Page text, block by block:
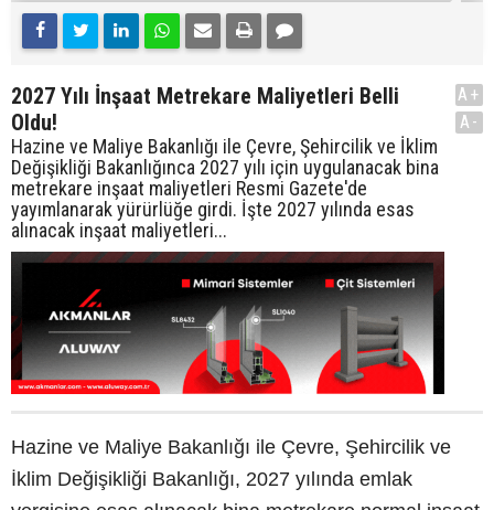
2027 Yılı İnşaat Metrekare Maliyetleri Belli
Oldu!
Hazine ve Maliye Bakanlığı ile Çevre, Şehircilik ve İklim
Değişikliği Bakanlığınca 2027 yılı için uygulanacak bina
metrekare inşaat maliyetleri Resmi Gazete'de
yayımlanarak yürürlüğe girdi. İşte 2027 yılında esas
alınacak inşaat maliyetleri...
A+
A-
Hazine ve Maliye Bakanlığı ile Çevre, Şehircilik ve
İklim Değişikliği Bakanlığı, 2027 yılında emlak